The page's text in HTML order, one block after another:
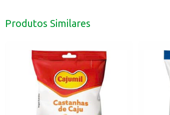
Produtos Similares